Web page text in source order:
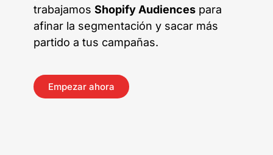
trabajamos Shopify Audiences para
afinar la segmentación y sacar más
partido a tus campañas.
Empezar ahora